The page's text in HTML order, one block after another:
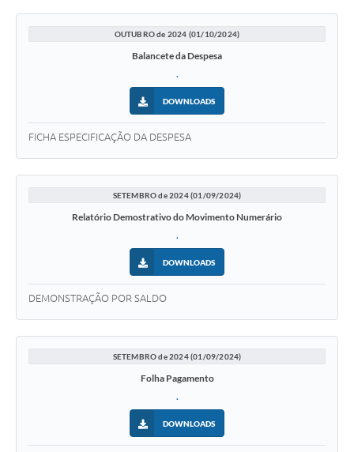
OUTUBRO de 2024 (01/10/2024)
Balancete da Despesa
.
DOWNLOADS
FICHA ESPECIFICAÇÃO DA DESPESA
SETEMBRO de 2024 (01/09/2024)
Relatório Demostrativo do Movimento Numerário
.
DOWNLOADS
DEMONSTRAÇÃO POR SALDO
SETEMBRO de 2024 (01/09/2024)
Folha Pagamento
.
DOWNLOADS